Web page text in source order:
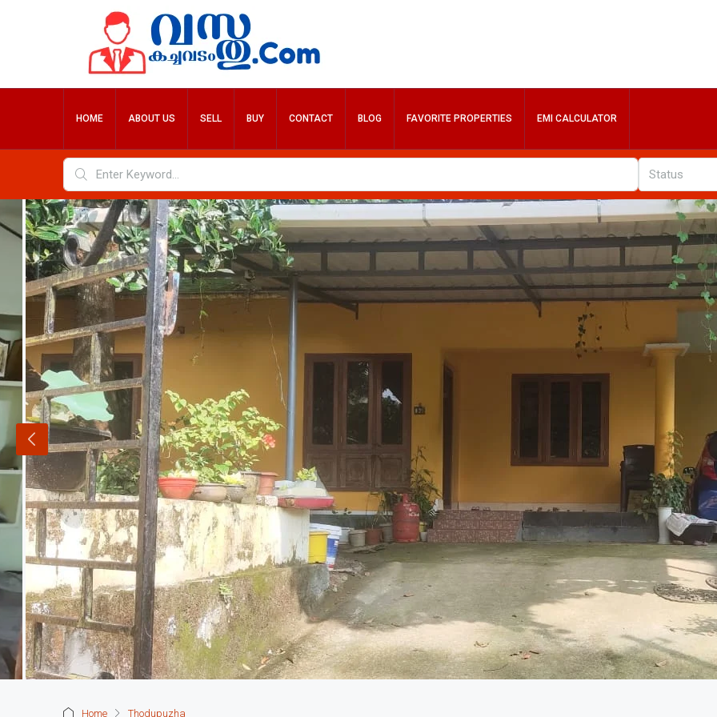
HOME ABOUT US SELL BUY CONTACT BLOG FAVORITE PROPERTIES EMI CALCULATOR
Status
Home Thodupuzha